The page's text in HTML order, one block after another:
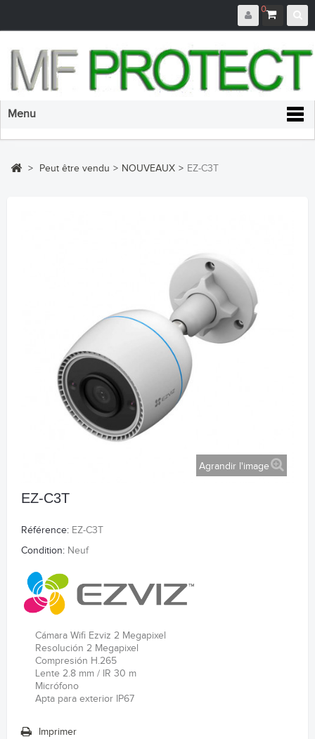
0
Menu
> Peut être vendu > NOUVEAUX > EZ-C3T
Agrandir l'image
EZ-C3T
Référence: EZ-C3T
Condition: Neuf
Cámara Wifi Ezviz 2 Megapixel
Resolución 2 Megapixel
Compresión H.265
Lente 2.8 mm / IR 30 m
Micrófono
Apta para exterior IP67
Imprimer